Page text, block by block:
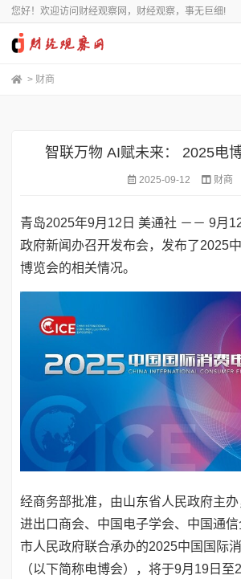
您好！欢迎访问财经观察网，财经观察，事无巨细!
> 财商
智联万物 AI赋未来： 2025电
2025-09-12 财商
青岛2025年9月12日 美通社 －－ 9月
政府新闻办召开发布会，发布了2025
博览会的相关情况。
经商务部批准，由山东省人民政府主
进出口商会、中国电子学会、中国通
市人民政府联合承办的2025中国国际
（以下简称电博会），将于9月19日至